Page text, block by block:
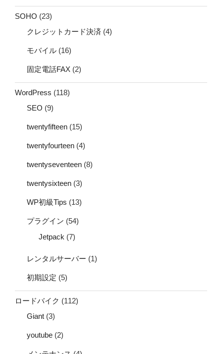
SOHO (23)
クレジットカード決済 (4)
モバイル (16)
固定電話FAX (2)
WordPress (118)
SEO (9)
twentyfifteen (15)
twentyfourteen (4)
twentyseventeen (8)
twentysixteen (3)
WP初級Tips (13)
プラグイン (54)
Jetpack (7)
レンタルサーバー (1)
初期設定 (5)
ロードバイク (112)
Giant (3)
youtube (2)